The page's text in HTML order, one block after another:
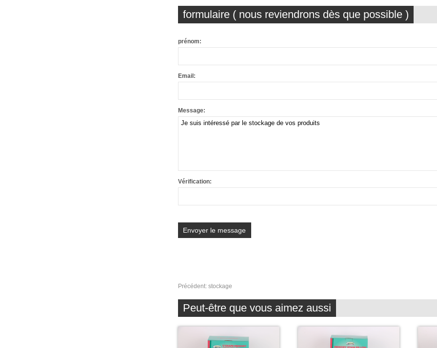
formulaire ( nous reviendrons dès que possible )
prénom:
Email:
Message:
Vérification:
Précédent: stockage
Peut-être que vous aimez aussi